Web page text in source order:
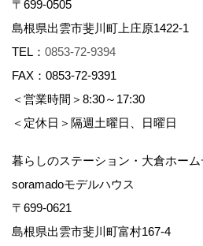
〒699-0505
島根県出雲市斐川町上庄原1422-1
TEL： 0853-72-9394
FAX：0853-72-9391
＜営業時間＞8:30～17:30
＜定休日＞隔週土曜日、日曜日
暮らしのステーション・大倉ホーム
soramadoモデルハウス
〒699-0621
島根県出雲市斐川町富村167-4